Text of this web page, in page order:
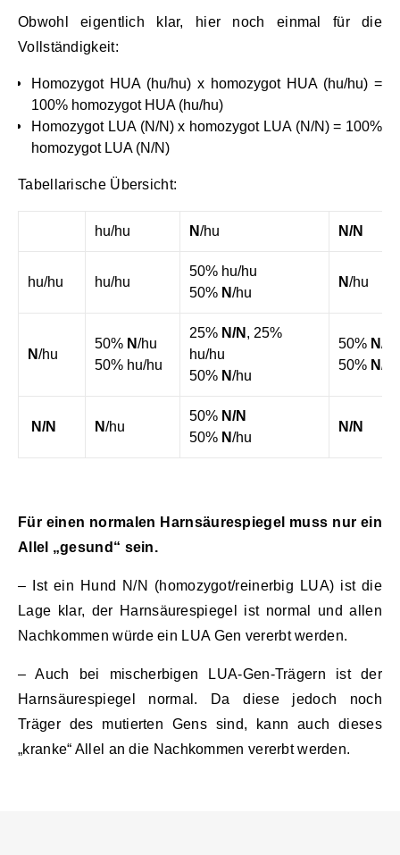
Obwohl eigentlich klar, hier noch einmal für die
Vollständigkeit:
Homozygot HUA (hu/hu) x homozygot HUA (hu/hu) =
100% homozygot HUA (hu/hu)
Homozygot LUA (N/N) x homozygot LUA (N/N) = 100%
homozygot LUA (N/N)
Tabellarische Übersicht:
hu/hu N/hu N/N
hu/hu hu/hu
50% hu/hu
50% N/hu
N/hu
N/hu
50% N/hu
50% hu/hu
25% N/N , 25%
hu/hu
50% N/hu
50% N/hu
50% N/N
N/N N/hu
50% N/N
50% N/hu
N/N
Für einen normalen Harnsäurespiegel muss nur ein
Allel „gesund“ sein.
– Ist ein Hund N/N (homozygot/reinerbig LUA) ist die
Lage klar, der Harnsäurespiegel ist normal und allen
Nachkommen würde ein LUA Gen vererbt werden.
– Auch bei mischerbigen LUA-Gen-Trägern ist der
Harnsäurespiegel normal. Da diese jedoch noch
Träger des mutierten Gens sind, kann auch dieses
„kranke“ Allel an die Nachkommen vererbt werden.